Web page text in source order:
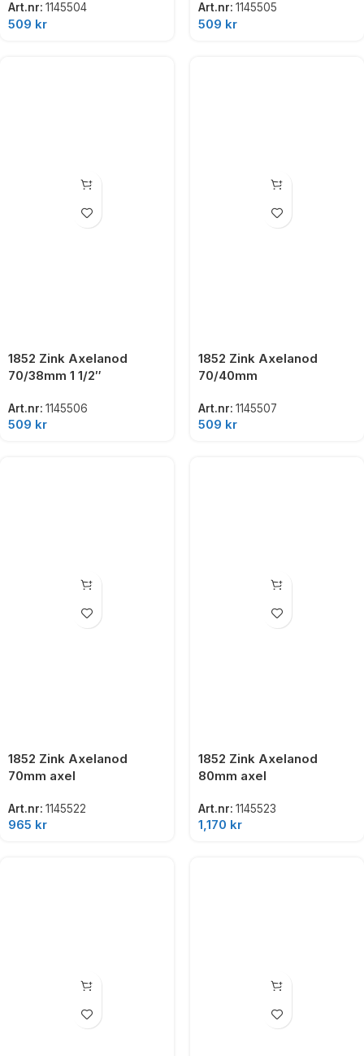
Art.nr: 1145504
509 kr
Art.nr: 1145505
509 kr
1852 Zink Axelanod
70/38mm 1 1/2″
Art.nr: 1145506
509 kr
1852 Zink Axelanod
70/40mm
Art.nr: 1145507
509 kr
1852 Zink Axelanod
70mm axel
Art.nr: 1145522
965 kr
1852 Zink Axelanod
80mm axel
Art.nr: 1145523
1,170 kr